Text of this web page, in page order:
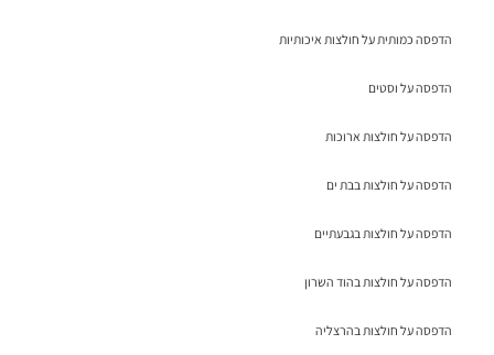
הדפסה כמותית על חולצות איכותיות
הדפסה על וסטים
הדפסה על חולצות ארוכות
הדפסה על חולצות בבת ים
הדפסה על חולצות בגבעתיים
הדפסה על חולצות בהוד השרון
הדפסה על חולצות בהרצליה